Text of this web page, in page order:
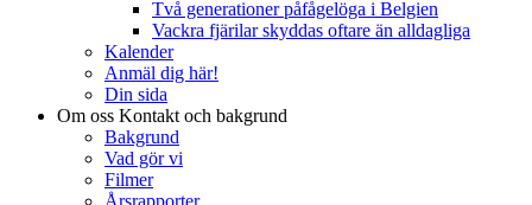
Två generationer påfågelöga i Belgien
Vackra fjärilar skyddas oftare än alldagliga
Kalender
Anmäl dig här!
Din sida
Om oss Kontakt och bakgrund
Bakgrund
Vad gör vi
Filmer
Årsrapporter